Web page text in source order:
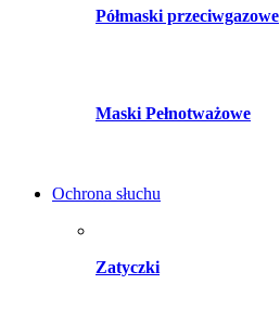
Półmaski przeciwgazowe
Maski Pełnotważowe
Ochrona słuchu
Zatyczki